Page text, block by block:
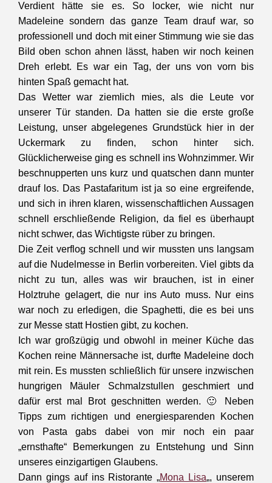
Verdient hätte sie es. So locker, wie nicht nur
Madeleine sondern das ganze Team drauf war, so
professionell und doch mit einer Stimmung wie sie das
Bild oben schon ahnen lässt, haben wir noch keinen
Dreh erlebt. Es war ein Tag, der uns von vorn bis
hinten Spaß gemacht hat.
Das Wetter war ziemlich mies, als die Leute vor
unserer Tür standen. Da hatten sie die erste große
Leistung, unser abgelegenes Grundstück hier in der
Uckermark zu finden, schon hinter sich.
Glücklicherweise ging es schnell ins Wohnzimmer. Wir
beschnupperten uns kurz und quatschen dann munter
drauf los. Das Pastafaritum ist ja so eine ergreifende,
und sich in ihren klaren, wissenschaftlichen Aussagen
schnell erschließende Religion, da fiel es überhaupt
nicht schwer, das Wichtigste rüber zu bringen.
Die Zeit verflog schnell und wir mussten uns langsam
auf die Nudelmesse in Berlin vorbereiten. Viel gibts da
nicht zu tun, alles was wir brauchen, ist in einer
Holztruhe gelagert, die nur ins Auto muss. Nur eins
war noch zu erledigen, die Spaghetti, die es bei uns
zur Messe statt Hostien gibt, zu kochen.
Ich war großzügig und obwohl in meiner Küche das
Kochen reine Männersache ist, durfte Madeleine doch
mit rein. Es mussten schließlich für unsere inzwischen
hungrigen Mäuler Schmalzstullen geschmiert und
dafür erst mal Brot geschnitten werden. 🙂 Neben
Tipps zum richtigen und energiesparenden Kochen
von Pasta gabs dabei von mir noch ein paar
„ernsthafte“ Bemerkungen zu Entstehung und Sinn
unseres einzigartigen Glaubens.
Dann gings auf ins Ristorante „Mona Lisa„, unserem